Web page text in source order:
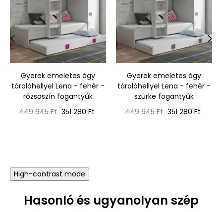
Gyerek emeletes ágy
tárolóhellyel Lena - fehér -
rózsaszín fogantyúk
Normál
449 645 Ft Ár
351 280 Ft
Gyerek emeletes ágy
tárolóhellyel Lena - fehér -
szürke fogantyúk
Normál
449 645 Ft Ár
351 280 Ft
›
High-contrast mode
Hasonló és ugyanolyan szép